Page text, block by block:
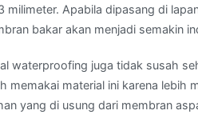
milimeter. Apabila dipasang di
bakar akan menjadi semakin
waterproofing juga tidak susah
memakai material ini karena lebih
yang di usung dari membran